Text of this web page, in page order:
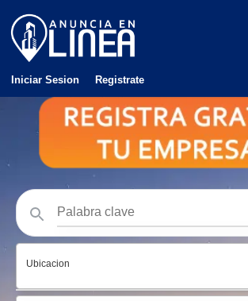
Iniciar Sesion Registrate
Ubicacion